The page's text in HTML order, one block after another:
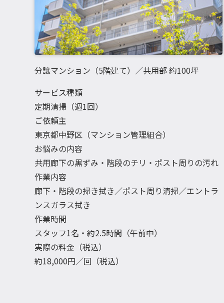
分譲マンション（5階建て）／共用部 約100坪
サービス種類
定期清掃（週1回）
ご依頼主
東京都中野区（マンション管理組合）
お悩みの内容
共用廊下の黒ずみ・階段のチリ・ポスト周りの汚れ
作業内容
廊下・階段の掃き拭き／ポスト周り清掃／エントラ
ンスガラス拭き
作業時間
スタッフ1名・約2.5時間（午前中）
実際の料金（税込）
約18,000円／回（税込）